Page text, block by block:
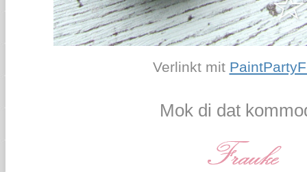
Verlinkt mit
Mok di dat